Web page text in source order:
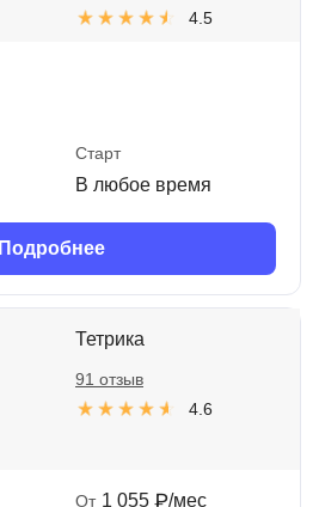
4.5
Старт
В любое время
Подробнее
Тетрика
4.6
91 отзыв
От 1 055 ₽/мес